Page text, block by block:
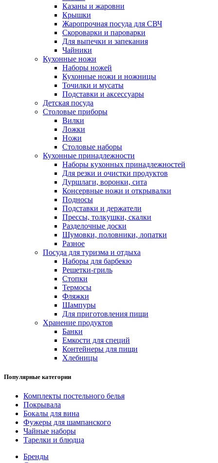
Казаны и жаровни
Крышки
Жаропрочная посуда для СВЧ
Скороварки и пароварки
Для выпечки и запекания
Чайники
Кухонные ножи
Наборы ножей
Кухонные ножи и ножницы
Точилки и мусаты
Подставки и аксессуары
Детская посуда
Столовые приборы
Вилки
Ложки
Ножи
Столовые наборы
Кухонные принадлежности
Наборы кухонных принадлежностей
Для резки и очистки продуктов
Дуршлаги, воронки, сита
Консервные ножи и открывалки
Подносы
Подставки и держатели
Прессы, толкушки, скалки
Разделочные доски
Шумовки, половники, лопатки
Разное
Посуда для туризма и отдыха
Наборы для барбекю
Решетки-гриль
Стопки
Термосы
Фляжки
Шампуры
Для приготовления пищи
Хранение продуктов
Банки
Емкости для специй
Контейнеры для пищи
Хлебницы
Популярные категории
Комплекты постельного белья
Покрывала
Бокалы для вина
Фужеры для шампанского
Чайные наборы
Тарелки и блюдца
Бренды